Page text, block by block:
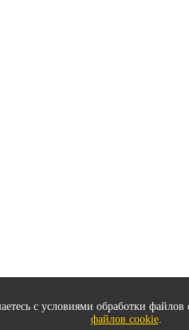
с условиями обработки
файлов cookie.